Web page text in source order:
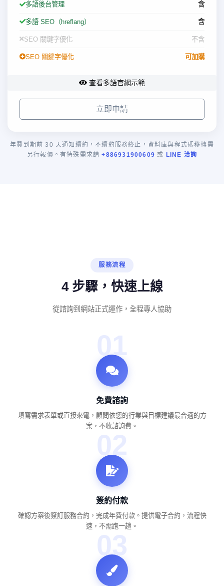
多語後台管理 含
多語 SEO（hreflang） 含
SEO 關鍵字優化 不含
SEO 關鍵字優化 可加購
查看多語官網示範
立即申請
年費到期前 30 天通知續約，不續約服務終止，資料庫與程式碼移轉需
另行報價。有特殊需求請+886931900609 或 LINE 洽詢
服務流程
4 步驟，快速上線
從諮詢到網站正式運作，全程專人協助
免費諮詢
填寫需求表單或直接來電，顧問依您的行業與目標建議最合適的方
案，不收諮詢費。
簽約付款
確認方案後簽訂服務合約，完成年費付款。提供電子合約，流程快
速，不需跑一趟。